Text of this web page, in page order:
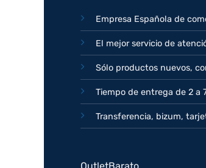
Empresa Española de
El mejor servicio de
Sólo productos nuevos,
Tiempo de entrega de 2 a
Transferencia, bizum,